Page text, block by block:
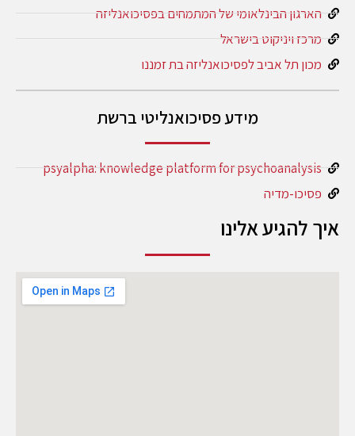
הארגון הבינלאומי של המתמחים בפסיכואנליזה
מרכז ויניקוט בישראל
מכון תל אביב לפסיכואנליזה בת זמננו
מידע פסיכואנליטי ברשת
psyalpha: knowledge platform for psychoanalysis
פסיכו-מדיה
איך להגיע אלינו